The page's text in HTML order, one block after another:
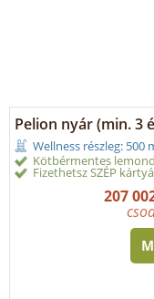
Pelion nyár (min. 3
Wellness részleg: 500
Kötbérmentes
Fizethetsz SZÉP
207